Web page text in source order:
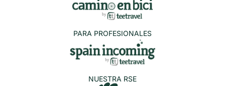
PARA PROFESIONALES
NUESTRA RSE